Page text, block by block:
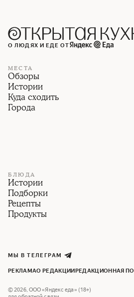
О ЛЮДЯХ И ЕДЕ ОТ
МЕСТА
Обзоры
Истории
Куда сходить
Города
БЛЮДА
Истории
Подборки
Рецепты
Продукты
МЫ В ТЕЛЕГРАМ
РЕКЛАМАО РЕДАКЦИИРЕДАКЦИОННАЯ
©2026, ООО «Яндекс еда» (18+)